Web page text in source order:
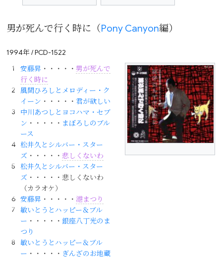
男が死んで行く時に（Pony Canyon編）
1994年 / PCD-1522
安藤昇 ・・・・・男が死んで
行く時に
風間ひろしとメロディー・ク
イーン ・・・・・君が欲しい
中川あつしとヨコハマ・セブ
ン ・・・・・ まぼろしのブル
ース
松井久とシルバー・スター
ズ ・・・・・悲しくないわ
松井久とシルバー・スター
ズ ・・・・・悲しくないわ
（カラオケ）
安藤昇 ・・・・・港まつり
敏いとうとハッピー＆ブル
ー ・・・・・銀座八丁光のま
つり
敏いとうとハッピー＆ブル
ー ・・・・・ ぎんざのお地蔵